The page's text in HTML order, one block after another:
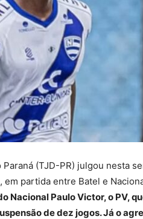
(TJD-PR) julgou nesta
partida entre Batel e
Nacional Paulo Victor, o PV,
de dez jogos. Já o